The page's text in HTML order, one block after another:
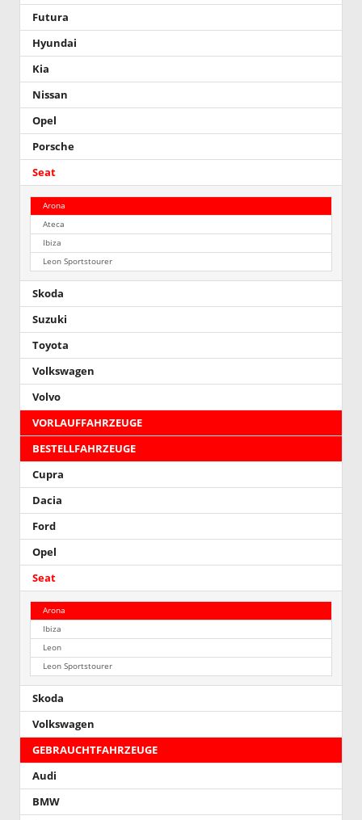
Futura
Hyundai
Kia
Nissan
Opel
Porsche
Seat
Arona
Ateca
Ibiza
Leon Sportstourer
Skoda
Suzuki
Toyota
Volkswagen
Volvo
VORLAUFFAHRZEUGE
BESTELLFAHRZEUGE
Cupra
Dacia
Ford
Opel
Seat
Arona
Ibiza
Leon
Leon Sportstourer
Skoda
Volkswagen
GEBRAUCHTFAHRZEUGE
Audi
BMW